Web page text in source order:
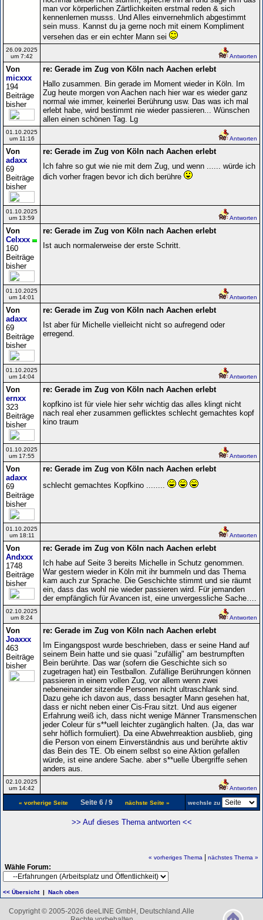
man vor körperlichen Zärtlichkeiten erstmal reden & sich
kennenlernen musss. Und Alles einvernehmlich abgestimmt
sein muss. Kannst du ja gerne noch mit einem Kompliment
versehen das er ein echter Mann sei
26.09.2025
um 7:42
Antworten
Von
micxxx
194
Beiträge
bisher
re: Gerade im Zug von Köln nach Aachen erlebt
Hallo zusammen. Bin gerade im Moment wieder in Köln. Im
Zug heute morgen von Aachen nach hier war es wieder ganz
normal wie immer, keinerlei Berührung usw. Das was ich mal
erlebt habe, wird bestimmt nie wieder passieren... Wünschen
allen einen schönen Tag. Lg
01.10.2025
um 11:16
Antworten
Von
adaxx
69
Beiträge
bisher
re: Gerade im Zug von Köln nach Aachen erlebt
Ich fahre so gut wie nie mit dem Zug, und wenn ...... würde ich
dich vorher fragen bevor ich dich berühre
01.10.2025
um 13:59
Antworten
Von
Celxxx
160
Beiträge
bisher
re: Gerade im Zug von Köln nach Aachen erlebt
Ist auch normalerweise der erste Schritt.
01.10.2025
um 14:01
Antworten
Von
adaxx
69
Beiträge
bisher
re: Gerade im Zug von Köln nach Aachen erlebt
Ist aber für Michelle vielleicht nicht so aufregend oder
erregend.
01.10.2025
um 14:04
Antworten
Von
ernxx
323
Beiträge
bisher
re: Gerade im Zug von Köln nach Aachen erlebt
kopfkino ist für viele hier sehr wichtig das alles klingt nicht
nach real eher zusammen geflicktes schlecht gemachtes kopf
kino traum
01.10.2025
um 17:55
Antworten
Von
adaxx
69
Beiträge
bisher
re: Gerade im Zug von Köln nach Aachen erlebt
schlecht gemachtes Kopfkino ........
01.10.2025
um 18:11
Antworten
Von
Andxxx
1748
Beiträge
bisher
re: Gerade im Zug von Köln nach Aachen erlebt
Ich habe auf Seite 3 bereits Michelle in Schutz genommen.
War gestern wieder in Köln mit ihr bummeln und das Thema
kam auch zur Sprache. Die Geschichte stimmt und sie räumt
ein, dass das wohl nie wieder passieren wird. Für jemanden
der empfänglich für Avancen ist, eine unvergessliche Sache….
02.10.2025
um 8:24
Antworten
Von
Joaxxx
463
Beiträge
bisher
re: Gerade im Zug von Köln nach Aachen erlebt
Im Eingangspost wurde beschrieben, dass er seine Hand auf
seinem Bein hatte und sie quasi "zufällig" am bestrumpften
Bein berührte. Das war (sofern die Geschichte sich so
zugetragen hat) ein Testballon. Zufällige Berührungen können
passieren in einem vollen Zug, vor allem wenn zwei
nebeneinander sitzende Personen nicht ultraschlank sind.
Dazu gehe ich davon aus, dass besagter Mann gesehen hat,
dass er nicht neben einer Cis-Frau sitzt. Und aus eigener
Erfahrung weiß ich, dass nicht wenige Männer Transmenschen
jeder Coleur für s**uell leichter zugänglich halten. (Ja, das war
sehr höflich formuliert). Da eine Abwehrreaktion ausblieb, ging
die Person von einem Einverständnis aus und berührte aktiv
das Bein des TE. Ob einem selbst so eine Aktion gefallen
würde, ist eine andere Sache. aber s**uelle Übergriffe sehen
anders aus.
02.10.2025
um 14:42
Antworten
« vorherige Seite Seite 6 / 9 nächste Seite » wechsle zu
>> Auf dieses Thema antworten <<
« vorheriges Thema nächstes Thema »
Wähle Forum:
<< Übersicht| Nach oben
Copyright © 2005-2026 deeLINE GmbH, Deutschland.Alle